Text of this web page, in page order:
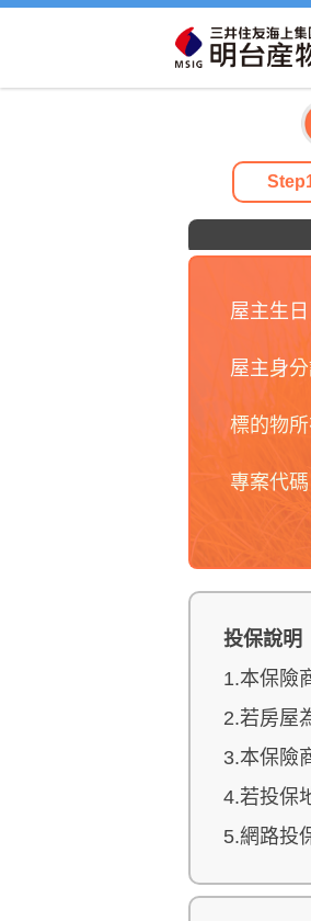
屋主生日
屋主身
標的物
專案代碼
投保說明
1.本保險
2.若房屋
3.本保險
4.若投保
5.網路投